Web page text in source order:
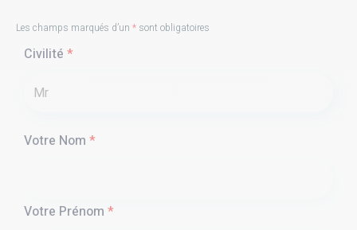
Les champs marqués d’un * sont obligatoires
Civilité *
Votre Nom *
Votre Prénom *